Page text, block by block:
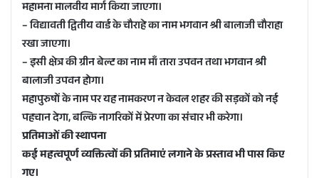
महामना मालवीय मार्ग किया जाएगा।
– विद्यावती द्वितीय वार्ड के चौराहे का नाम भगवान श्री बालाजी चौराहा
रखा जाएगा।
– इसी क्षेत्र की ग्रीन बेल्ट का नाम माँ तारा उपवन तथा भगवान श्री
बालाजी उपवन होगा।
महापुरुषों के नाम पर यह नामकरण न केवल शहर की सड़कों को नई
पहचान देगा, बल्कि नागरिकों में प्रेरणा का संचार भी करेगा।
प्रतिमाओं की स्थापना
कई महत्वपूर्ण व्यक्तित्वों की प्रतिमाएं लगाने के प्रस्ताव भी पास किए
गए।